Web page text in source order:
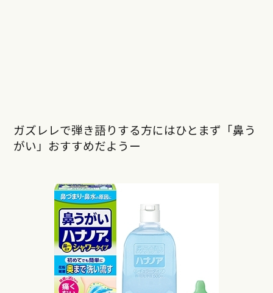
ガズレレで弾き語りする方にはひとまず「鼻う
がい」おすすめだようー